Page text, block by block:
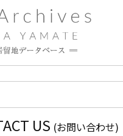
US (お問い合わせ)